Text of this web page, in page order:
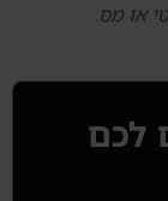
או מס.
לכם